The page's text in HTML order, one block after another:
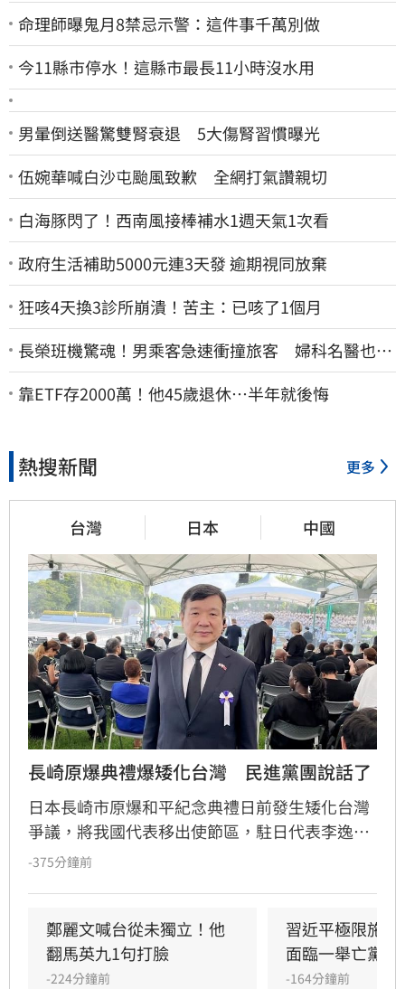
命理師曝鬼月8禁忌示警：這件事千萬別做
今11縣市停水！這縣市最長11小時沒水用
男暈倒送醫驚雙腎衰退 5大傷腎習慣曝光
伍婉華喊白沙屯颱風致歉 全網打氣讚親切
白海豚閃了！西南風接棒補水1週天氣1次看
政府生活補助5000元連3天發 逾期視同放棄
狂咳4天換3診所崩潰！苦主：已咳了1個月
長榮班機驚魂！男乘客急速衝撞旅客 婦科名醫也掛
彩：全機卡半小時
靠ETF存2000萬！他45歲退休…半年就後悔
熱搜新聞 更多
台灣 日本 中國
長崎原爆典禮爆矮化台灣　民進黨團說話了
日本長崎市原爆和平紀念典禮日前發生矮化台灣
爭議，將我國代表移出使節區，駐日代表李逸洋
拒絕出席以捍衛國格。民進黨發言人林楚茵對此
隙。林楚茵強調，台灣始終致力於維護世界和
平，台日關係深厚，不該因外力介入受影響。
-375分鐘前
鄭麗文喊台從未獨立！他
翻馬英九1句打臉
-224分鐘前
習近平極限施
面臨一舉亡黨困
-164分鐘前